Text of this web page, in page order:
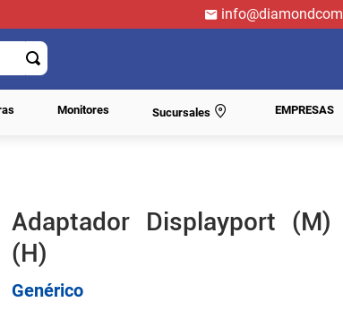
Monitores Sucursales EMPRESAS
Adaptador Displayport
(H)
Genérico